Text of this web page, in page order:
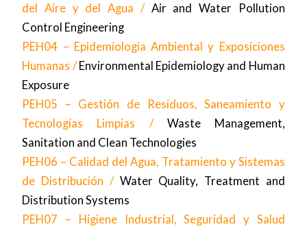
del Aire y del Agua / Air and Water Pollution
Control Engineering
PEH04 – Epidemiología Ambiental y Exposiciones
Humanas /Environmental Epidemiology and Human
Exposure
PEH05 – Gestión de Residuos, Saneamiento y
Tecnologías Limpias / Waste Management,
Sanitation and Clean Technologies
PEH06 – Calidad del Agua, Tratamiento y Sistemas
de Distribución / Water Quality, Treatment and
Distribution Systems
PEH07 – Higiene Industrial, Seguridad y Salud